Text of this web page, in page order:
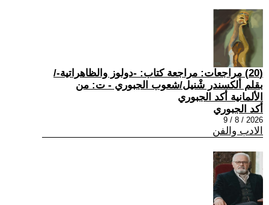
(20) مراجعات: مراجعة كتاب: -دولوز والظاهراتية-/
بقلم ألكسندر شْنيل/شعوب الجبوري - ت: من
الألمانية أكد الجبوري
أكد الجبوري
2026 / 8 / 9
الادب والفن